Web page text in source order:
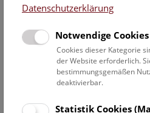
Datumsfilter
Datum
Datenschutzerklärung
Notwendige Cookies
Cookies dieser Kategorie
der Website erforderlich.
bestimmungsgemäßen
deaktivierbar.
Statistik Cookies